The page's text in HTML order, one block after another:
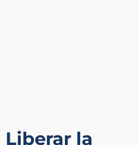
Liberar la